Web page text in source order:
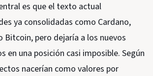
es que el texto actual
ya consolidadas como Cardano,
Bitcoin, pero dejaría a los nuevos
en una posición casi imposible. Según
nacerían como valores por